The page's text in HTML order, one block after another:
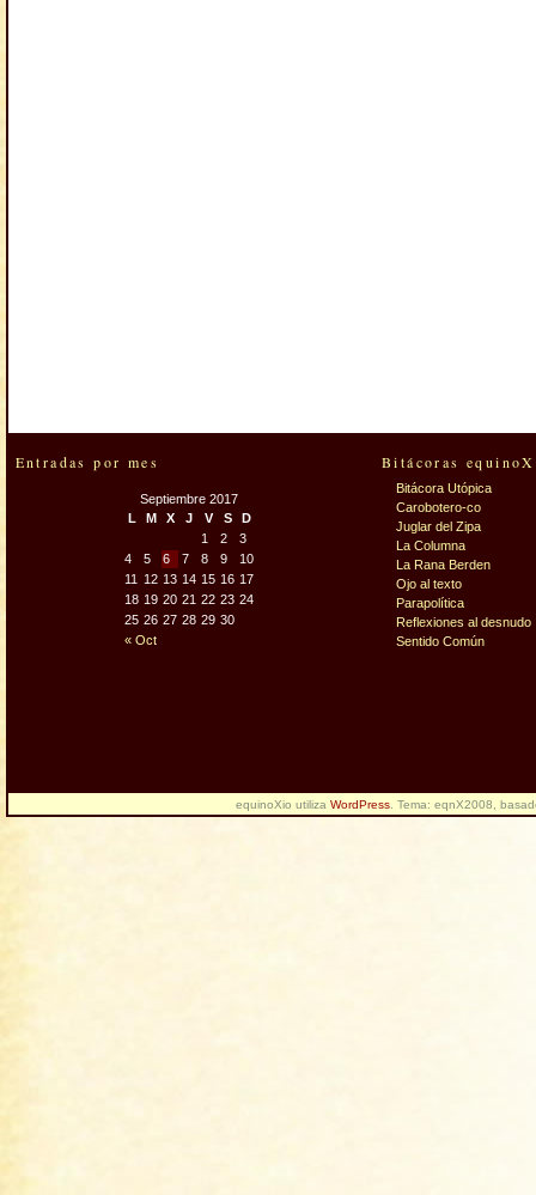
Entradas por mes
Septiembre 2017
L
M X J V S D
« Oct
1 2
3
4
5 6 7 8 9
10
11
12 13 14 15 16 17
18 19 20 21 22 23 24
25 26 27 28 29 30
Bitácoras
Bitácora Utópica
Carobotero-co
Juglar del Zipa
La Columna
La Rana Berden
Ojo al texto
Parapolítica
Reflexiones al desnudo
Sentido Común
equinoXio utiliza WordPress . Tema: eqnX2008,